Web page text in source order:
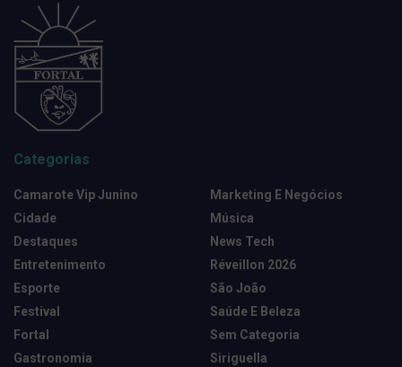
Categorias
Camarote Vip Junino
Cidade
Destaques
Entretenimento
Esporte
Festival
Fortal
Gastronomia
Marketing E Negócios
Música
News Tech
Réveillon 2026
São João
Saúde E Beleza
Sem Categoria
Siriguella